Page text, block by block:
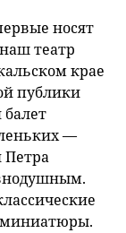
носят
театр
крае
публики
—
Петра
миниатюры.